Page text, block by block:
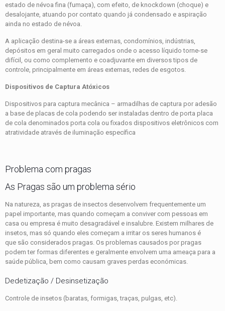
estado de névoa fina (fumaça), com efeito, de knockdown (choque) e
desalojante, atuando por contato quando já condensado e aspiração
ainda no estado de névoa.
A aplicação destina-se a áreas externas, condomínios, indústrias,
depósitos em geral muito carregados onde o acesso líquido torne-se
difícil, ou como complemento e coadjuvante em diversos tipos de
controle, principalmente em áreas externas, redes de esgotos.
Dispositivos de Captura Atóxicos
Dispositivos para captura mecânica – armadilhas de captura por adesão
a base de placas de cola podendo ser instaladas dentro de porta placa
de cola denominados porta cola ou fixados dispositivos eletrônicos com
atratividade através de iluminação específica
Problema com pragas
As Pragas são um problema sério
Na natureza, as pragas de insectos desenvolvem frequentemente um
papel importante, mas quando começam a conviver com pessoas em
casa ou empresa é muito desagradável e insalubre. Existem milhares de
insetos, mas só quando eles começam a irritar os seres humanos é
que são considerados pragas. Os problemas causados por pragas
podem ter formas diferentes e geralmente envolvem uma ameaça para a
saúde pública, bem como causam graves perdas económicas.
Dedetização / Desinsetização
Controle de insetos (baratas, formigas, traças, pulgas, etc).